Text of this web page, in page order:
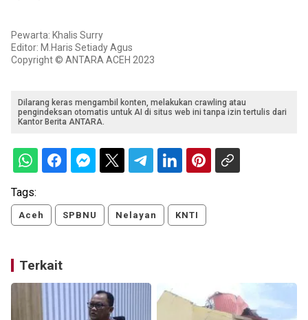
Pewarta: Khalis Surry
Editor: M.Haris Setiady Agus
Copyright © ANTARA ACEH 2023
Dilarang keras mengambil konten, melakukan crawling atau
pengindeksan otomatis untuk AI di situs web ini tanpa izin tertulis dari
Kantor Berita ANTARA.
Tags:
Aceh SPBNU Nelayan KNTI
Terkait